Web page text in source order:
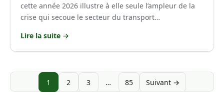
cette année 2026 illustre à elle seule l’ampleur de la
crise qui secoue le secteur du transport…
Lire la suite →
1 2 3 … 85 Suivant →